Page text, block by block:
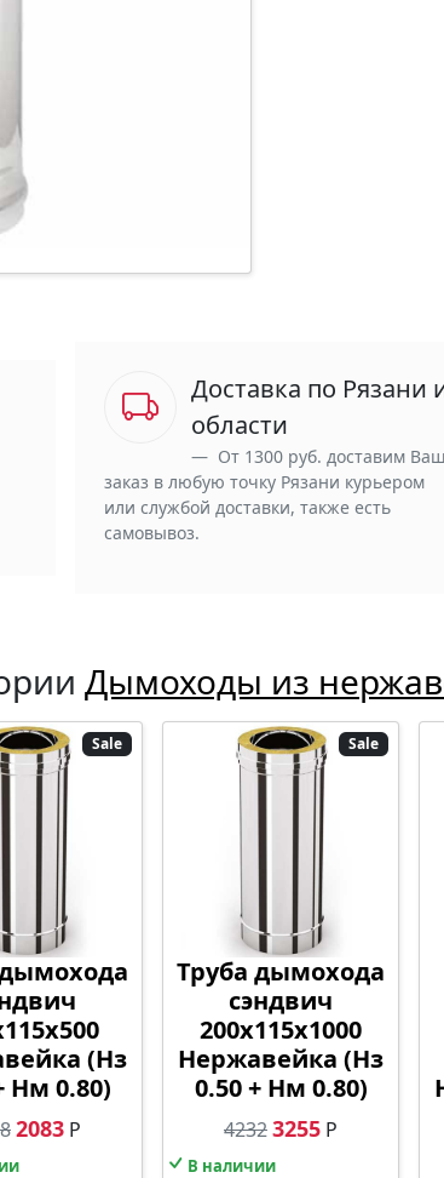
Доставка по Рязани
области
От 1300 руб. доставим Ваш
заказ в любую точку Рязани курьером
или службой доставки, также есть
самовывоз.
Дымоходы из
Sale
(Нз
Нм 0.80)
2083 Р
Sale
Труба дымохода
сэндвич
200х115х1000
Нержавейка (Нз
0.50 + Нм 0.80)
42323255 Р
В наличии